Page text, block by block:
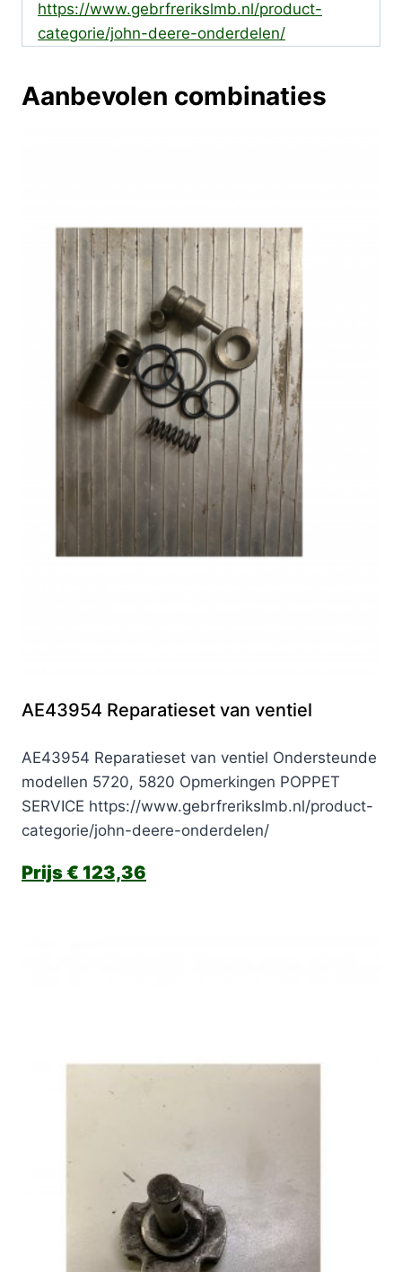
https://www.gebrfrerikslmb.nl/product-
categorie/john-deere-onderdelen/
Aanbevolen combinaties
AE43954 Reparatieset van ventiel
AE43954 Reparatieset van ventiel Ondersteunde
modellen 5720, 5820 Opmerkingen POPPET
SERVICE https://www.gebrfrerikslmb.nl/product-
categorie/john-deere-onderdelen/
€ 123,36